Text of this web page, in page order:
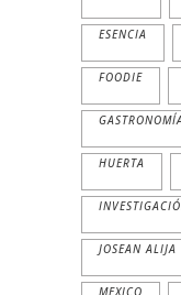
ESENCIA
FOODIE
GASTRONOMÍA
HUERTA
JOSEAN ALIJA
MEXICO